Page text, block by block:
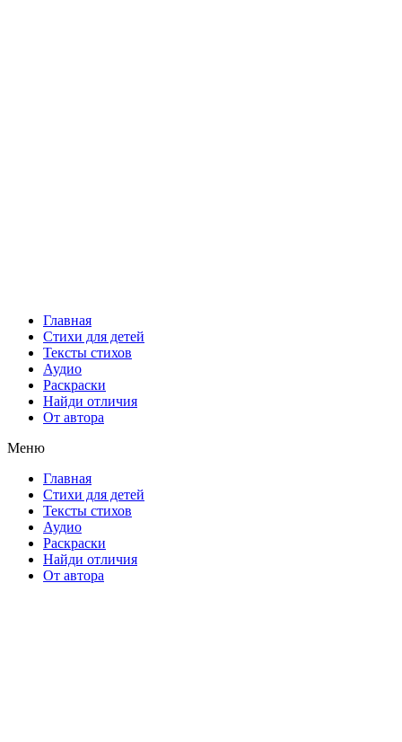
Главная
Стихи для детей
Тексты стихов
Аудио
Раскраски
Найди отличия
От автора
Меню
Главная
Стихи для детей
Тексты стихов
Аудио
Раскраски
Найди отличия
От автора